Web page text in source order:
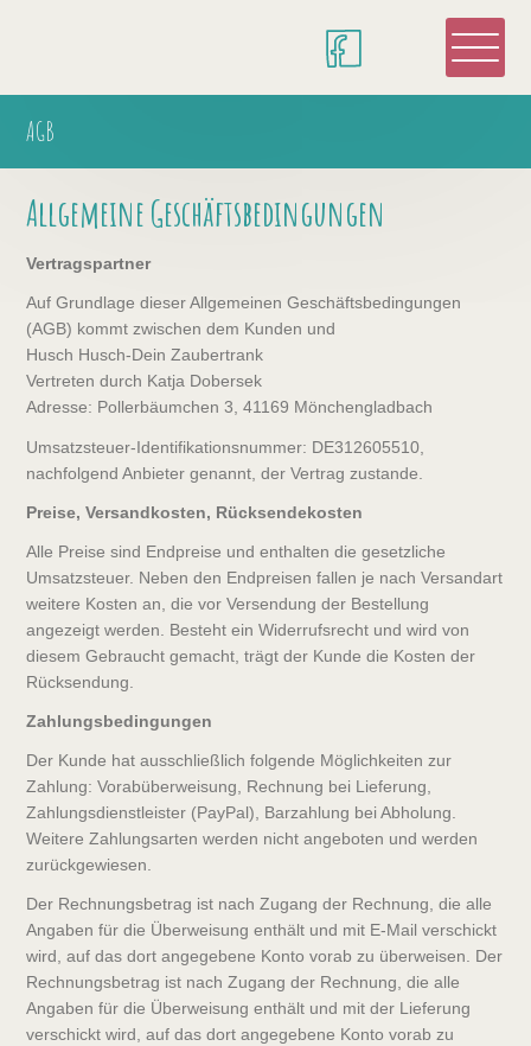
AGB
Allgemeine Geschäftsbedingungen
Vertragspartner
Auf Grundlage dieser Allgemeinen Geschäftsbedingungen
(AGB) kommt zwischen dem Kunden und
Husch Husch-Dein Zaubertrank
Vertreten durch Katja Dobersek
Adresse: Pollerbäumchen 3, 41169 Mönchengladbach
Umsatzsteuer-Identifikationsnummer: DE312605510,
nachfolgend Anbieter genannt, der Vertrag zustande.
Preise, Versandkosten, Rücksendekosten
Alle Preise sind Endpreise und enthalten die gesetzliche
Umsatzsteuer. Neben den Endpreisen fallen je nach Versandart
weitere Kosten an, die vor Versendung der Bestellung
angezeigt werden. Besteht ein Widerrufsrecht und wird von
diesem Gebraucht gemacht, trägt der Kunde die Kosten der
Rücksendung.
Zahlungsbedingungen
Der Kunde hat ausschließlich folgende Möglichkeiten zur
Zahlung: Vorabüberweisung, Rechnung bei Lieferung,
Zahlungsdienstleister (PayPal), Barzahlung bei Abholung.
Weitere Zahlungsarten werden nicht angeboten und werden
zurückgewiesen.
Der Rechnungsbetrag ist nach Zugang der Rechnung, die alle
Angaben für die Überweisung enthält und mit E-Mail verschickt
wird, auf das dort angegebene Konto vorab zu überweisen. Der
Rechnungsbetrag ist nach Zugang der Rechnung, die alle
Angaben für die Überweisung enthält und mit der Lieferung
verschickt wird, auf das dort angegebene Konto vorab zu